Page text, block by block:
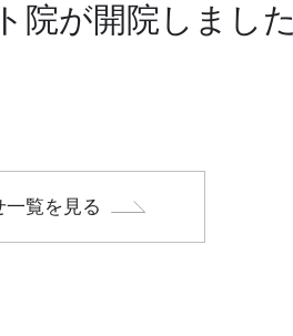
院が開院しました
一覧を見る